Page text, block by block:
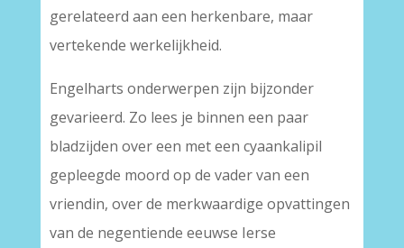
gerelateerd aan een herkenbare, maar
vertekende werkelijkheid.
Engelharts onderwerpen zijn bijzonder
gevarieerd. Zo lees je binnen een paar
bladzijden over een met een cyaankalipil
gepleegde moord op de vader van een
vriendin, over de merkwaardige opvattingen
van de negentiende eeuwse Ierse